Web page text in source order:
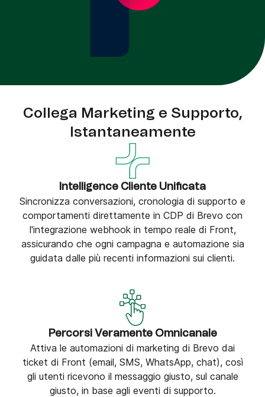
Collega Marketing e Supporto,
Istantaneamente
Intelligence Cliente Unificata
Sincronizza conversazioni, cronologia di supporto e
comportamenti direttamente in CDP di Brevo con
l'integrazione webhook in tempo reale di Front,
assicurando che ogni campagna e automazione sia
guidata dalle più recenti informazioni sui clienti.
Percorsi Veramente Omnicanale
Attiva le automazioni di marketing di Brevo dai
ticket di Front (email, SMS, WhatsApp, chat), così
gli utenti ricevono il messaggio giusto, sul canale
giusto, in base agli eventi di supporto.